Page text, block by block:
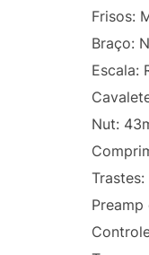
Frisos:
Braço:
Escala:
Nut:
Trastes: